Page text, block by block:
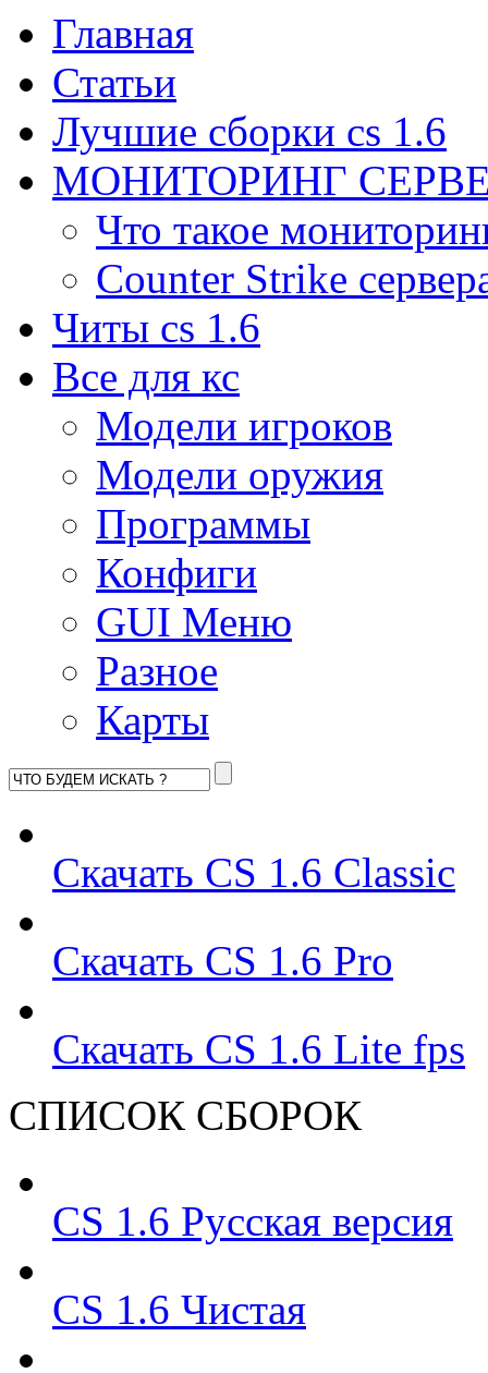
Главная
Статьи
Лучшие сборки cs 1.6
МОНИТОРИНГ
Что такое
Counter Strike
Читы cs 1.6
Все для кс
Модели игроков
Модели оружия
Программы
Конфиги
GUI Меню
Разное
Карты
Скачать CS 1.6 Classic
Скачать CS 1.6 Pro
Скачать CS 1.6 Lite fps
СПИСОК СБОРОК
CS 1.6 Русская версия
CS 1.6 Чистая